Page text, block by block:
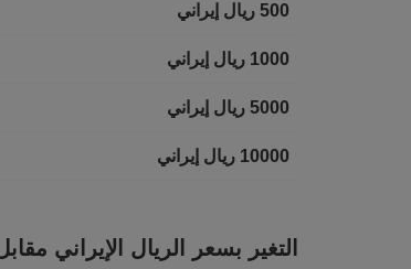
500 ريال إيراني
1000 ريال إيراني
5000 ريال إيراني
10000 ريال إيراني
التغير بسعر الريال الإيراني